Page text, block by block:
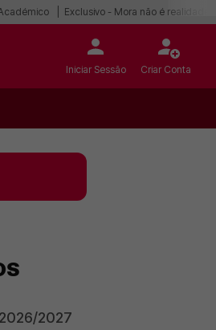
Exclusivo - Mora não é realidade
Iniciar Sessão Criar Conta
2027